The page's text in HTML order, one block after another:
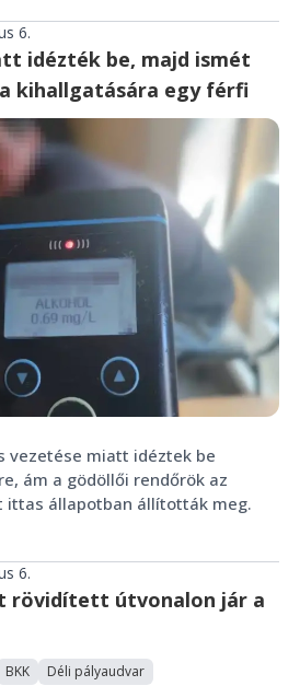
6.
idézték be, majd ismét
kihallgatására egy férfi
vezetése miatt idéztek be
ám a gödöllői rendőrök az
ittas állapotban állították meg.
6.
rövidített útvonalon jár a
BKK Déli pályaudvar